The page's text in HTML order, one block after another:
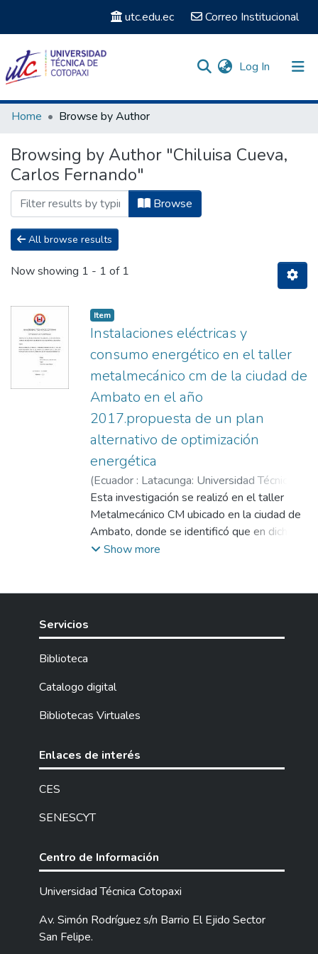
utc.edu.ec Correo Institucional
Log In (current)
Communities & Collections
Home Browse by Author
Browsing by Author "Chiluisa Cueva,
Carlos Fernando"
Browse
All browse results
Now showing 1 - 1 of 1
Item
Instalaciones eléctricas y
consumo energético en el taller
metalmecánico cm de la ciudad de
Ambato en el año
2017.propuesta de un plan
alternativo de optimización
energética
(Ecuador : Latacunga: Universidad Técnica
de Cotopaxi (UTC),2018-12)Chiluisa
Cueva, Carlos Fernando;Freire Martínez,
Luigi Orlando
Esta investigación se realizó en el taller
Metalmecánico CM ubicado en la ciudad de
Ambato, donde se identificó que en dicho
taller el consumo energético es excesivo y
plan de optimización energética del taller
gestión energética ISO 50001, para el
nacional CONELEC 004/01 que indican los
calidad de energía eléctrica. Para el
desarrollo del tema se realizó la instalación
del taller, obteniendo mediciones cada 15
establece la norma. Con el análisis de estas
mediciones y la ayuda del software técnico
EASY POWER, se obtuvo resultados que
presencia de armónicos de corriente que
ocasionan el deterioro en la vida útil de los
Show more
Servicios
Biblioteca
Catalogo digital
Bibliotecas Virtuales
Enlaces de interés
CES
SENESCYT
Centro de Información
Universidad Técnica Cotopaxi
Av. Simón Rodríguez s/n Barrio El Ejido Sector
San Felipe.